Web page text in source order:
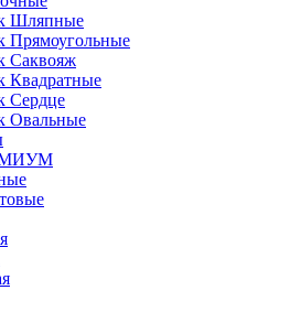
Шляпные
Прямоугольные
Саквояж
Квадратные
Сердце
Овальные